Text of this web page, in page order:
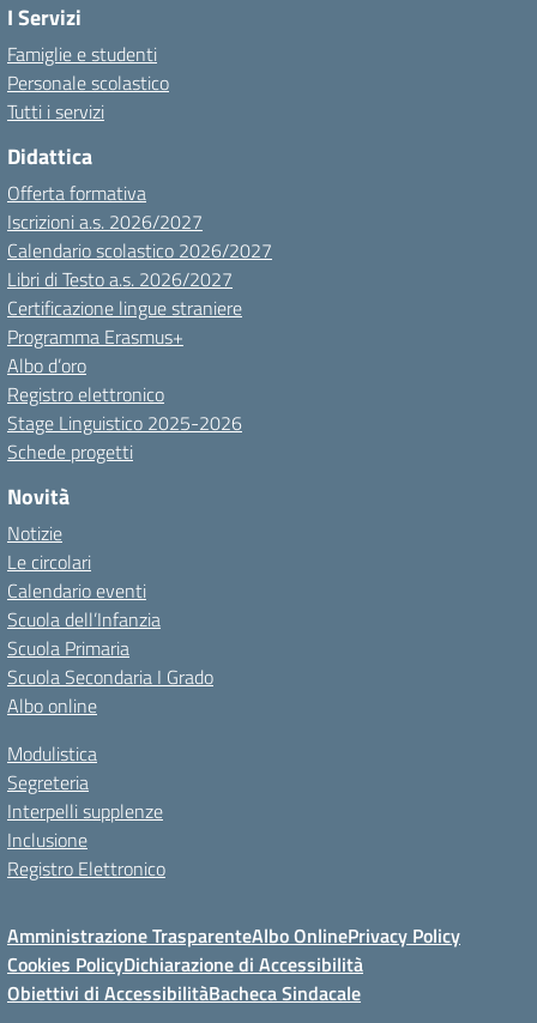
I Servizi
Famiglie e studenti
Personale scolastico
Tutti i servizi
Didattica
Offerta formativa
Iscrizioni a.s. 2026/2027
Calendario scolastico 2026/2027
Libri di Testo a.s. 2026/2027
Certificazione lingue straniere
Programma Erasmus+
Albo d’oro
Registro elettronico
Stage Linguistico 2025-2026
Schede progetti
Novità
Notizie
Le circolari
Calendario eventi
Scuola dell’Infanzia
Scuola Primaria
Scuola Secondaria I Grado
Albo online
Modulistica
Segreteria
Interpelli supplenze
Inclusione
Registro Elettronico
Amministrazione TrasparenteAlbo OnlinePrivacy Policy
Cookies PolicyDichiarazione di Accessibilità
Obiettivi di AccessibilitàBacheca Sindacale